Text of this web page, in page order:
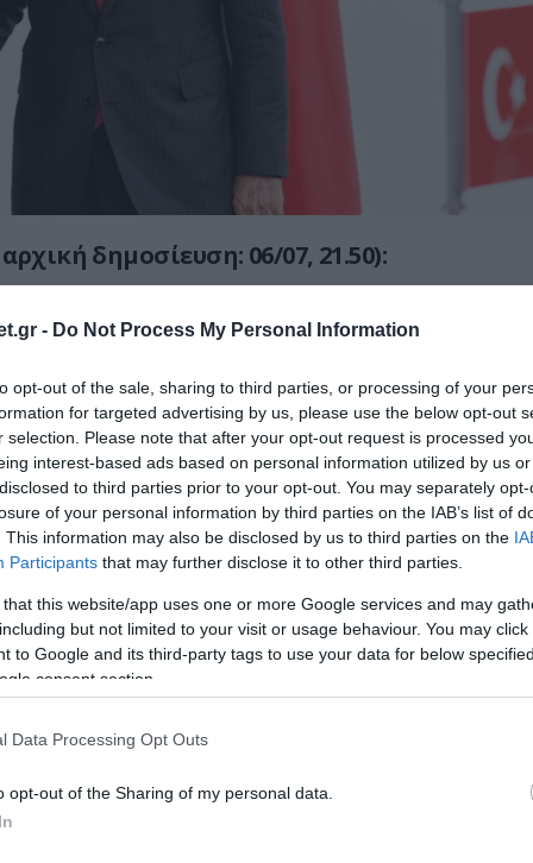
- Do Not Process My Personal Information
opt-out of the sale, sharing to third parties, or processing of your
for targeted advertising by us, please use the below opt-out
selection. Please note that after your opt-out request is processed
interest-based ads based on personal information utilized by us
to third parties prior to your opt-out. You may separately
of your personal information by third parties on the IAB’s list of
This information may also be disclosed by us to third parties on the
Participants that may further disclose it to other third parties.
that this website/app uses one or more Google services and may
but not limited to your visit or usage behaviour. You may
to Google and its third-party tags to use your data for below
consent section.
Data Processing Opt Outs
opt-out of the Sharing of my personal data.
δημοσίευση: 06/07, 21.50):
Άμυνας (ή Πολέμου, όπως
το υπουργείο) Π.Χέγκσεθ, ούτε κάποιος
αξιωματούχος, έστω και για μία
ο μοναδικός προορισμός του
αντίθετα με ότι έλεγε η Αμερικανίδα
Κίμπαρλι Γκιλφόιλ και μετέδιδε η
υπολογίζουν και το ειδικό
της Ελλάδας, όπως το προσδιόρισε η
«Η Ελλάδα αξίζει μόνο για την